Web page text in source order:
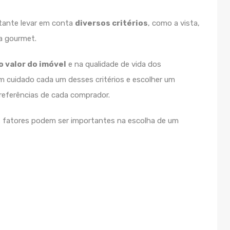
levar em conta diversos critérios, como a vista,
gourmet.
valor do imóvel e na qualidade de vida dos
cuidado cada um desses critérios e escolher um
de cada comprador.
podem ser importantes na escolha de um